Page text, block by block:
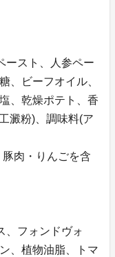
ースト、人参ペー
、ビーフオイル、
、乾燥ポテト、香
澱粉)、調味料(ア
肉・りんごを含
、フォンドヴォ
、植物油脂、トマ